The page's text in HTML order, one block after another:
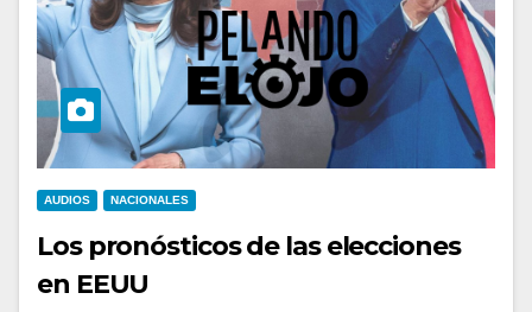
AUDIOS NACIONALES
Los pronósticos de las elecciones
en EEUU